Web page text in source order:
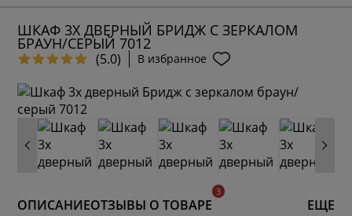
ШКАФ 3Х ДВЕРНЫЙ БРИДЖ С ЗЕРКАЛОМ
БРАУН/СЕРЫЙ 7012
(5.0) В избранное
ОПИСАНИЕОТЗЫВЫ О ТОВАРЕ ЕЩЕ